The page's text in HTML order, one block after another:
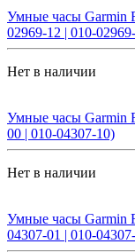
Умные часы Garmin
02969-12 | 010-
Нет в наличии
Умные часы Garmin
00 | 010-04307-10)
Нет в наличии
Умные часы Garmin
04307-01 | 010-